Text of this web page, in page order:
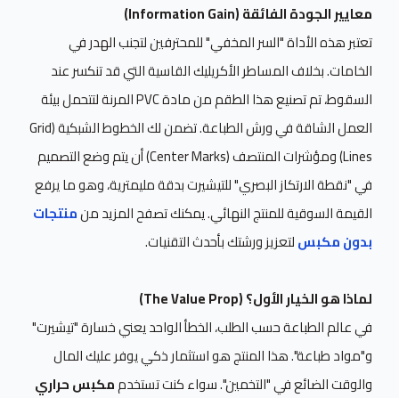
معايير الجودة الفائقة (Information Gain)
تعتبر هذه الأداة "السر المخفي" للمحترفين لتجنب الهدر في
الخامات. بخلاف المساطر الأكريليك القاسية التي قد تنكسر عند
السقوط، تم تصنيع هذا الطقم من مادة PVC المرنة لتتحمل بيئة
العمل الشاقة في ورش الطباعة. تضمن لك الخطوط الشبكية (Grid
Lines) ومؤشرات المنتصف (Center Marks) أن يتم وضع التصميم
في "نقطة الارتكاز البصري" للتيشيرت بدقة مليمترية، وهو ما يرفع
القيمة السوقية للمنتج النهائي. يمكنك تصفح المزيد منمنتجات
بدون مكبسلتعزيز ورشتك بأحدث التقنيات.
لماذا هو الخيار الأول؟ (The Value Prop)
في عالم الطباعة حسب الطلب، الخطأ الواحد يعني خسارة "تيشيرت"
و"مواد طباعة". هذا المنتج هو استثمار ذكي يوفر عليك المال
والوقت الضائع في "التخمين". سواء كنت تستخدممكبس حراري